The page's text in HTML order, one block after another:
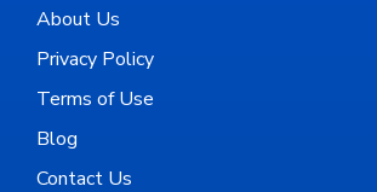
About Us
Privacy Policy
Terms of Use
Blog
Contact Us